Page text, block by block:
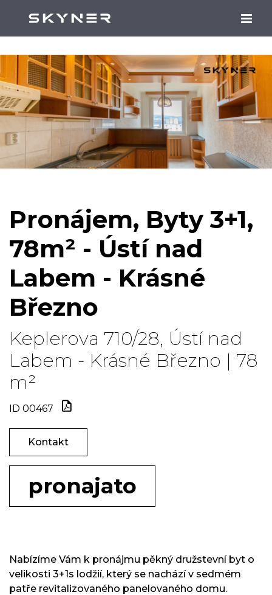
Pronájem, Byty 3+1,
78m² - Ústí nad
Labem - Krásné
Březno
Keplerova 710/28, Ústí nad
Labem - Krásné Březno | 78
m²
ID 00467
Kontakt
pronajato
Nabízíme Vám k pronájmu pěkný družstevní byt o
velikosti 3+1s lodžií, který se nachází v sedmém
patře revitalizovaného panelovaného domu.